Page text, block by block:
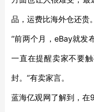
品，运费比海外仓还贵
“前两个月，eBay就发
一直在提醒卖家不要
封。”有卖家言。
蓝海亿观网了解到，在